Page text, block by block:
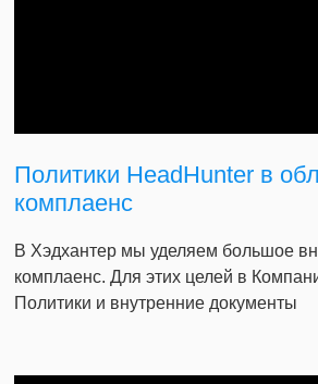
Политики HeadHunter в
комплаенс
В Хэдхантер мы уделяем большое
комплаенс. Для этих целей в
Политики и внутренние документы